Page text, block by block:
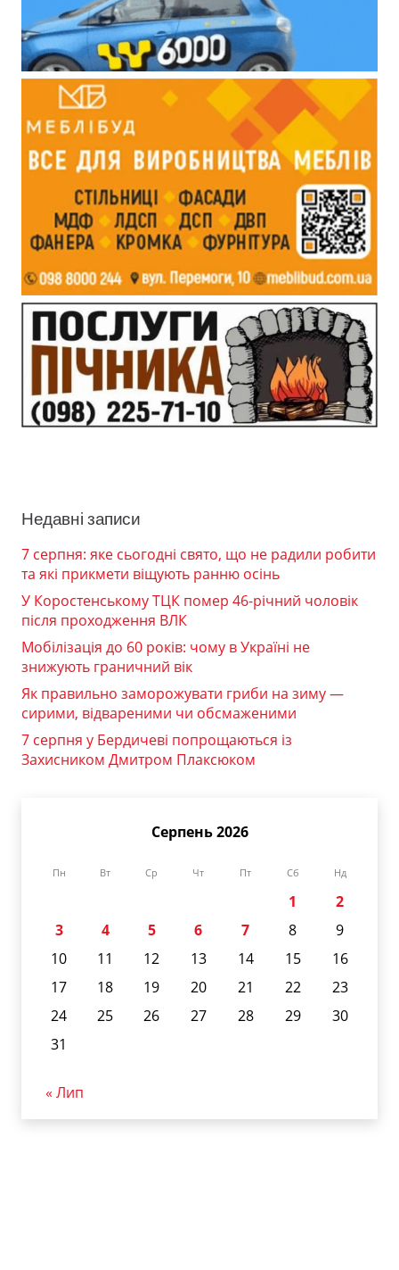
Недавні записи
7 серпня: яке сьогодні свято, що не радили робити
та які прикмети віщують ранню осінь
У Коростенському ТЦК помер 46-річний чоловік
після проходження ВЛК
Мобілізація до 60 років: чому в Україні не
знижують граничний вік
Як правильно заморожувати гриби на зиму —
сирими, відвареними чи обсмаженими
7 серпня у Бердичеві попрощаються із
Захисником Дмитром Плаксюком
Серпень 2026
Пн Вт Ср Чт Пт Сб Нд
1
2
3
4 5 6 7 8
9
10
11 12 13 14 15
16
17
18 19 20 21 22
23
24
25 26 27 28 29
30
31
« Лип